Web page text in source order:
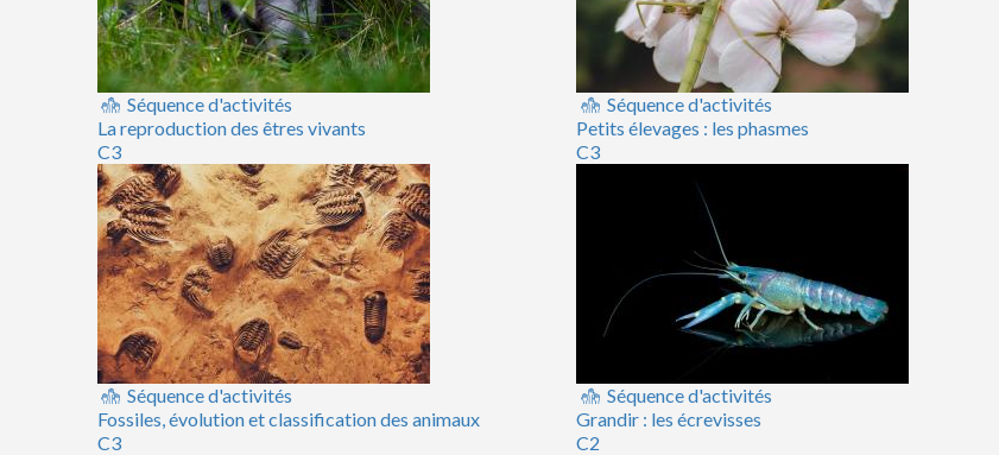
Séquence d'activités
La reproduction des êtres vivants
C3
Séquence d'activités
Petits élevages : les phasmes
C3
Séquence d'activités
Fossiles, évolution et classification des animaux
C3
Séquence d'activités
Grandir : les écrevisses
C2